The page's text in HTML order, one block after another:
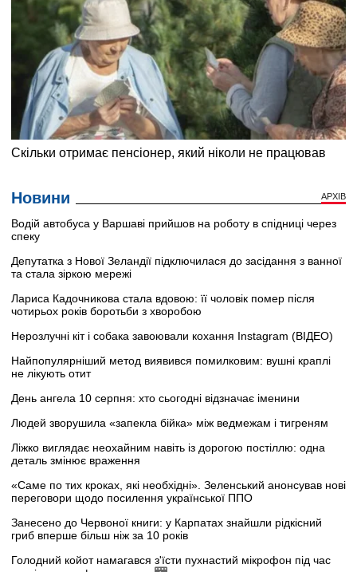
Новини АРХІВ
Водій автобуса у Варшаві прийшов на роботу в спідниці через
спеку
Депутатка з Нової Зеландії підключилася до засідання з ванної
та стала зіркою мережі
Лариса Кадочникова стала вдовою: її чоловік помер після
чотирьох років боротьби з хворобою
Нерозлучні кіт і собака завоювали кохання Instagram (ВІДЕО)
Найпопулярніший метод виявився помилковим: вушні краплі
не лікують отит
День ангела 10 серпня: хто сьогодні відзначає іменини
Людей зворушила «запекла бійка» між ведмежам і тигреням
Ліжко виглядає неохайним навіть із дорогою постіллю: одна
деталь змінює враження
«Саме по тих кроках, які необхідні». Зеленський анонсував нові
переговори щодо посилення української ППО
Занесено до Червоної книги: у Карпатах знайшли рідкісний
гриб вперше більш ніж за 10 років
Голодний койот намагався з'їсти пухнастий мікрофон під час